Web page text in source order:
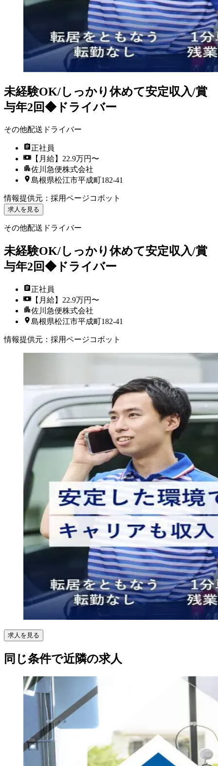
未経験OK/しっかり休めて安定収入/賞
与年2回◆ドライバー
その他配送ドライバー
正社員
【月給】22.9万円〜
佐川急便株式会社
島根県松江市平成町182-41
情報提供元 ： 採用ページコボット
求人を見る
その他配送ドライバー
未経験OK/しっかり休めて安定収入/賞
与年2回◆ドライバー
正社員
【月給】22.9万円〜
佐川急便株式会社
島根県松江市平成町182-41
情報提供元 ： 採用ページコボット
求人を見る
同じ条件で近隣の求人